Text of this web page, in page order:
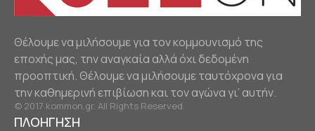
Θέλουμε να μιλήσουμε για τον κομμουνισμό της
εποχής μας, την αναγκαία αλλά όχι δεδομένη
προοπτική. Θέλουμε να μιλήσουμε ταυτόχρονα για
την καθημερινή επιβίωση και τον αγώνα γι’ αυτήν.
© 2017 kommon.gr. All Rights Reserved.
ΠΛΟΗΓΗΣΗ